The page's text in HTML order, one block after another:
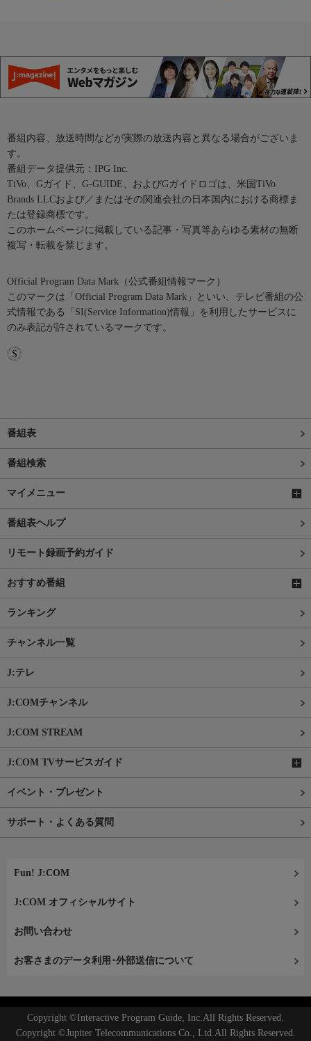
番組内容、放送時間などが実際の放送内容と異なる場合がございま
す。
番組データ提供元：IPG Inc.
TiVo、Gガイド、G-GUIDE、およびGガイドロゴは、米国TiVo
Brands LLCおよび／またはその関連会社の日本国内における商標ま
たは登録商標です。
このホームページに掲載している記事・写真等あらゆる素材の無断
複写・転載を禁じます。
Official Program Data Mark（公式番組情報マーク）
このマークは「Official Program Data Mark」といい、テレビ番組の公
式情報である「SI(Service Information)情報」を利用したサービスに
のみ表記が許されているマークです。
番組表
番組検索
マイメニュー
番組表ヘルプ
リモート録画予約ガイド
おすすめ番組
ランキング
チャンネル一覧
J:テレ
J:COMチャンネル
J:COM STREAM
J:COM TVサービスガイド
イベント・プレゼント
サポート・よくある質問
Fun! J:COM
J:COM オフィシャルサイト
お問い合わせ
お客さまのデータ利用･外部送信について
Copyright ©Interactive Program Guide, Inc.All Rights Reserved.
Copyright ©Jupiter Telecommunications Co., Ltd.All Rights Reserved.